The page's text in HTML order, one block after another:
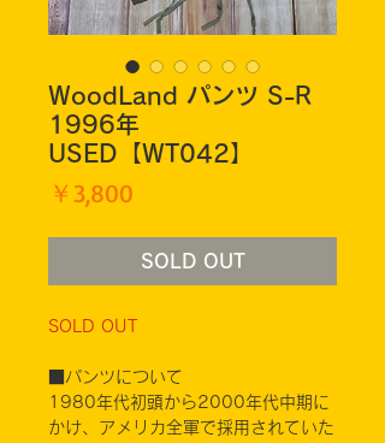
WoodLand パンツ S-R
1996年
USED【WT042】
￥3,800
SOLD OUT
SOLD OUT
■パンツについて
1980年代初頭から2000年代中期に
かけ、アメリカ全軍で採用されていた